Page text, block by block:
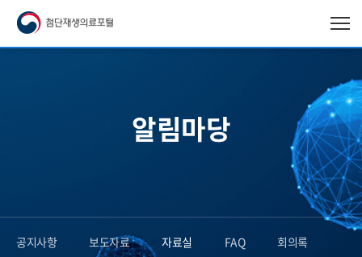
알림마당
공지사항 보도자료 자료실 FAQ 회의록